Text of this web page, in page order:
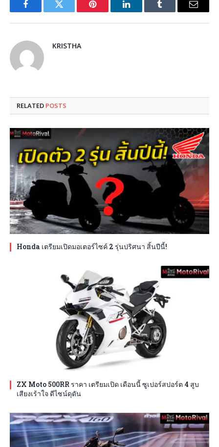
FacebookTwitter Pinterest LinkedInTumblr Email
KRISTHA
RELATED POSTS
Honda เตรียมเปิดมอเตอร์ไซค์ 2 รุ่นปริศนา สิ้นปีนี้!
ZX Moto 500RR ราคา เตรียมเปิด เดือนนี้ ซูเปอร์สปอร์ต 4 สูบ
เสียงเร้าใจ ดีไซน์ดุดัน